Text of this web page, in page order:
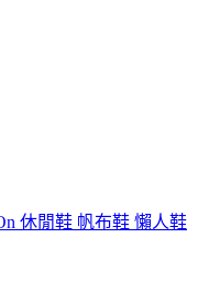
休閒鞋 帆布鞋 懶人鞋